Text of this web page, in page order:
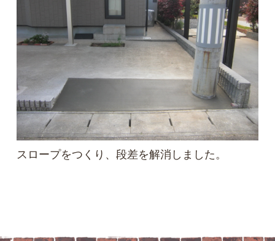
スロープをつくり、段差を解消しました。